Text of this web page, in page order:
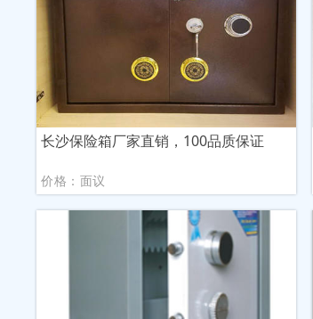
长沙保险箱厂家直销，100品质保证
价格：面议